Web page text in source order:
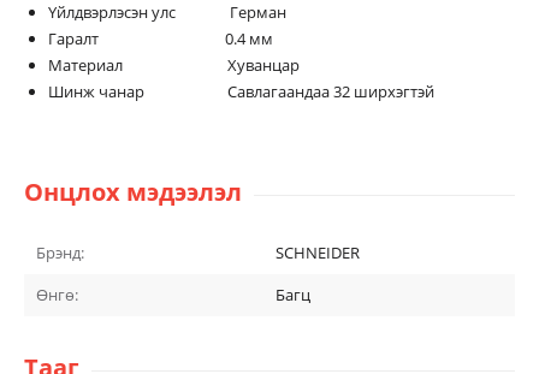
Үйлдвэрлэсэн улс Герман
Гаралт 0.4 мм
Материал Хуванцар
Шинж чанар Савлагаандаа 32 ширхэгтэй
Онцлох мэдээлэл
Брэнд:
SCHNEIDER
Өнгө:
Багц
Тааг